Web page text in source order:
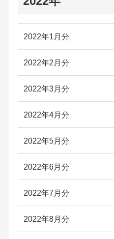
2022年1月分
2022年2月分
2022年3月分
2022年4月分
2022年5月分
2022年6月分
2022年7月分
2022年8月分